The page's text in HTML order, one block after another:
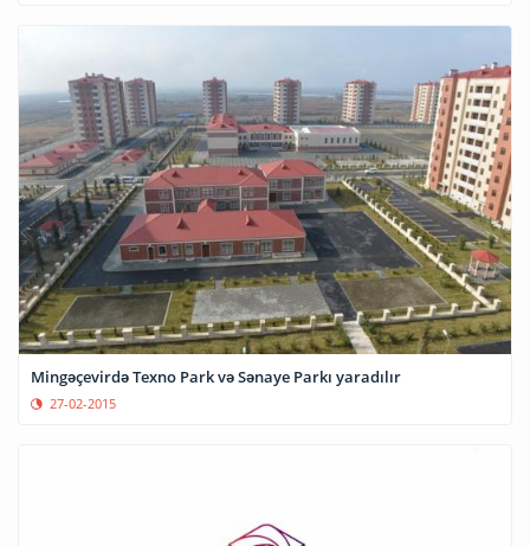
Mingəçevirdə Texno Park və Sənaye Parkı yaradılır
27-02-2015